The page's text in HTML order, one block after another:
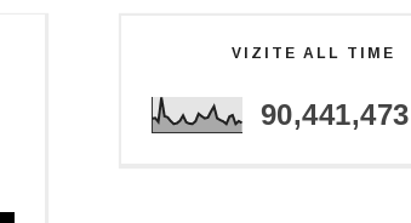
VIZITE ALL TIME
90,441,473